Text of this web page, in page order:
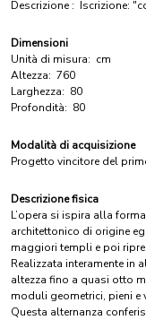
Descrizione : Iscrizione:
Dimensioni
Unità di misura: cm
Altezza: 760
Larghezza: 80
Profondità: 80
Modalità di acquisizione
Progetto vincitore del
Descrizione fisica
L’opera si ispira alla
architettonico di origine
maggiori templi e poi
Realizzata interamente
altezza fino a quasi otto
moduli geometrici, pieni e
Questa alternanza